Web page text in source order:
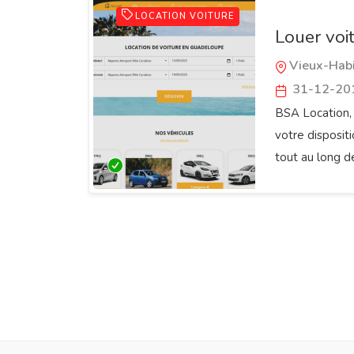
LOCATION VOITURE
Louer
Vieux-
31-12-
BSA
votre
tout au long